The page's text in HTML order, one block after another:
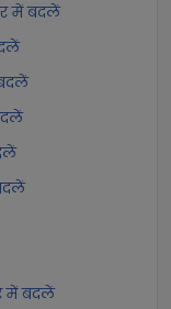
में बदलें
में बदलें